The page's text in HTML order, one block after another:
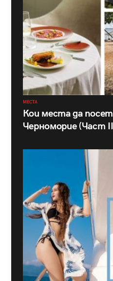
МЕСТА
Кои места да
Черноморие (Част